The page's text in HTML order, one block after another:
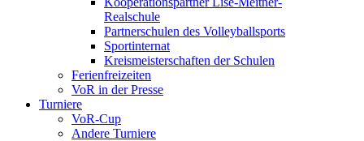
Realschule
Partnerschulen des Volleyballsports
Sportinternat
Kreismeisterschaften der Schulen
Ferienfreizeiten
VoR in der Presse
Turniere
VoR-Cup
Andere Turniere